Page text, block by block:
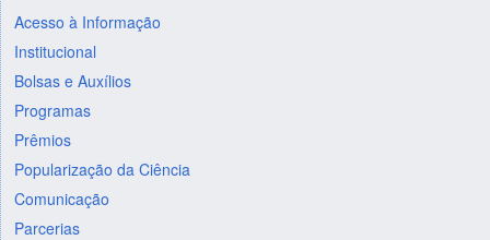
Acesso à Informação
Institucional
Bolsas e Auxílios
Programas
Prêmios
Popularização da Ciência
Comunicação
Parcerias